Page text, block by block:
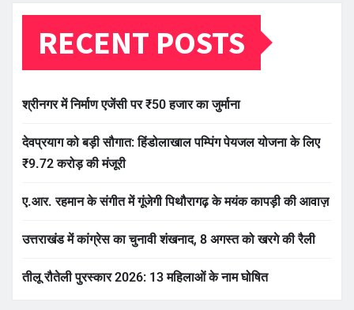
RECENT POSTS
श्रीनगर में निर्माण एजेंसी पर ₹50 हजार का जुर्माना
देवप्रयाग को बड़ी सौगात: हिंडोलाखाल पम्पिंग पेयजल योजना के लिए
₹9.72 करोड़ की मंजूरी
ए.आर. रहमान के संगीत में गूंजेगी पिथौरागढ़ के मयंक कापड़ी की आवाज़
उत्तराखंड में कांग्रेस का चुनावी शंखनाद, 8 अगस्त को खरगे की रैली
तीलू रौतेली पुरस्कार 2026: 13 महिलाओं के नाम घोषित